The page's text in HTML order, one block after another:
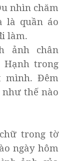
nhìn chăm
là quần áo
làm.
ảnh chân
trong
mình. Đêm
thế nào
trong tờ
ngày hôm